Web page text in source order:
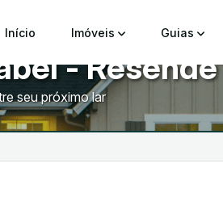
Início Imóveis Guias
-
seu próximo lar